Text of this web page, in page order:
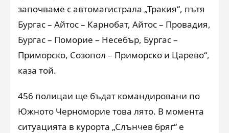
започваме с автомагистрала „Тракия“, пътя
Бургас – Айтос – Карнобат, Айтос – Провадия,
Бургас – Поморие – Несебър, Бургас –
Приморско, Созопол – Приморско и Царево“,
каза той.
456 полицаи ще бъдат командировани по
Южното Черноморие това лято. В момента
ситуацията в курорта „Слънчев бряг“ е